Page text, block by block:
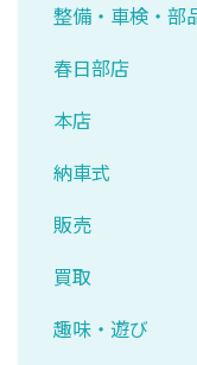
整備・車検・部
春日部店
本店
納車式
販売
買取
趣味・遊び